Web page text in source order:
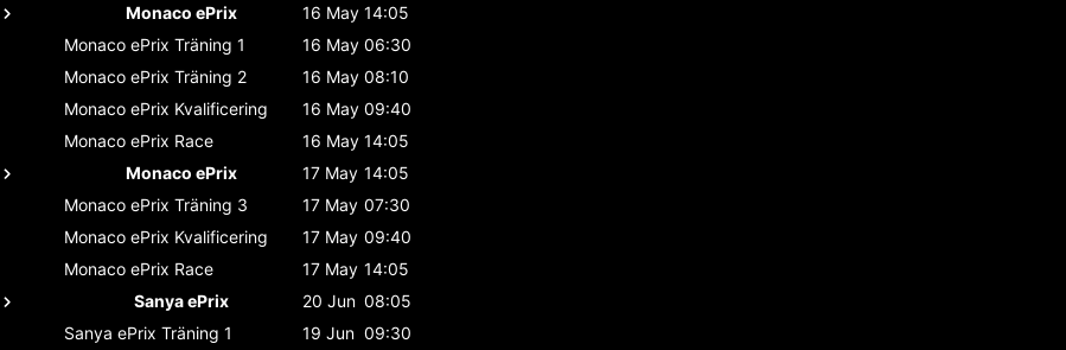
Monaco ePrix
16 May 14:05
Monaco ePrix Träning 1 16 May 06:30
Monaco ePrix Träning 2 16 May 08:10
Monaco ePrix Kvalificering 16 May 09:40
Monaco ePrix Race 16 May 14:05
Monaco ePrix
17 May 14:05
Monaco ePrix Träning 3 17 May 07:30
Monaco ePrix Kvalificering 17 May 09:40
Monaco ePrix Race 17 May 14:05
Sanya ePrix
20 Jun 08:05
Sanya ePrix Träning 1 19 Jun 09:30